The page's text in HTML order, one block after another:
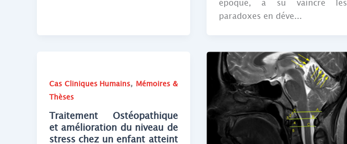
époque, a su vaincre les
paradoxes en déve...
Cas Cliniques Humains, Mémoires &
Thèses
Traitement Ostéopathique
et amélioration du niveau de
stress chez un enfant atteint